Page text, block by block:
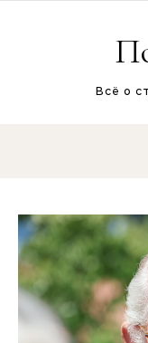
Всё о